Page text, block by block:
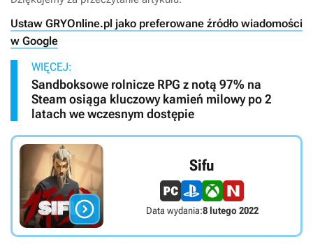
Ustaw GRYOnline.pl jako preferowane źródło wiadomości
w Google
WIĘCEJ:
Sandboksowe rolnicze RPG z notą 97% na
Steam osiąga kluczowy kamień milowy po 2
latach we wczesnym dostępie

Sifu
Data wydania:8 lutego 2022